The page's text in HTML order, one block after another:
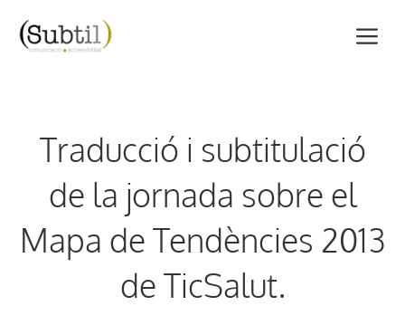
Traducció i subtitulació
de la jornada sobre el
Mapa de Tendències 2013
de TicSalut.